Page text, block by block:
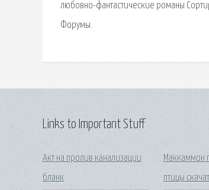
любовно-фантастические романы
Форумы.
Links to Important Stuff
Акт на пролив канализации
бланк
Маккаммон
птицы